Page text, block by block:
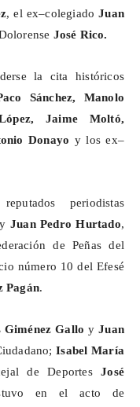
, el ex–colegiado Juan
José Rico.
la cita históricos
Sánchez, Manolo
Jaime Moltó,
Donayo y los ex–
periodistas
y Juan Pedro Hurtado,
de Peñas del
número 10 del Efesé
Pagán.
Giménez Galloy Juan
Isabel María
de DeportesJosé
en el acto de